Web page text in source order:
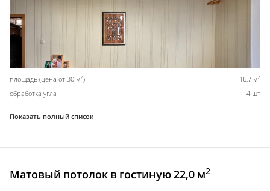
площадь (цена от 30 м2) 16,7 м2
обработка угла 4 шт
Показать полный список
Матовый потолок в гостиную 22,0 м2